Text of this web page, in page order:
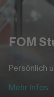
FOM
Persönlich
Mehr Infos